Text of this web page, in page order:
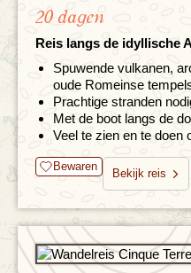
20 dagen
Reis langs de idyllische
Spuwende vulkanen,
oude Romeinse
Prachtige stranden
Met de boot langs de
Veel te zien en te doen
Bewaren
Bekijk reis